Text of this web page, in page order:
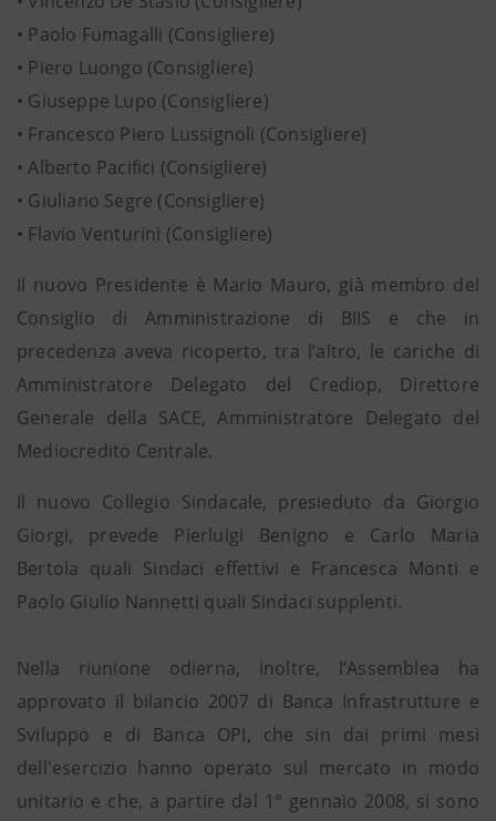
• Paolo Fumagalli (Consigliere)
• Piero Luongo (Consigliere)
• Giuseppe Lupo (Consigliere)
• Francesco Piero Lussignoli (Consigliere)
• Alberto Pacifici (Consigliere)
• Giuliano Segre (Consigliere)
• Flavio Venturini (Consigliere)
Il nuovo Presidente è Mario Mauro, già membro del
Consiglio di Amministrazione di BIIS e che in
precedenza aveva ricoperto, tra l’altro, le cariche di
Amministratore Delegato del Crediop, Direttore
Generale della SACE, Amministratore Delegato del
Mediocredito Centrale.
Il nuovo Collegio Sindacale, presieduto da Giorgio
Giorgi, prevede Pierluigi Benigno e Carlo Maria
Bertola quali Sindaci effettivi e Francesca Monti e
Paolo Giulio Nannetti quali Sindaci supplenti.
Nella riunione odierna, inoltre, l’Assemblea ha
approvato il bilancio 2007 di Banca Infrastrutture e
Sviluppo e di Banca OPI, che sin dai primi mesi
dell'esercizio hanno operato sul mercato in modo
unitario e che, a partire dal 1° gennaio 2008, si sono